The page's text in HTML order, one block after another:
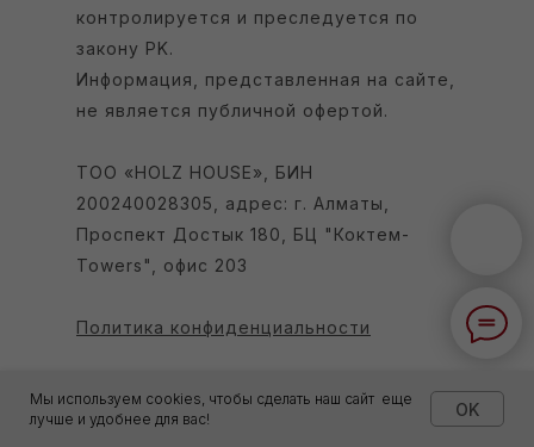
Мы используем cookies, чтобы сделать наш сайт еще
лучше и удобнее для вас!
OK
контролируется и преследуется по
закону РK.
Информация, представленная на сайте,
не является публичной офертой.
ТОО «HOLZ HOUSE», БИН
200240028305, адрес: г. Алматы,
Проспект Достык 180, БЦ "Коктем-
Towers", офис 203
Политика конфиденциальности